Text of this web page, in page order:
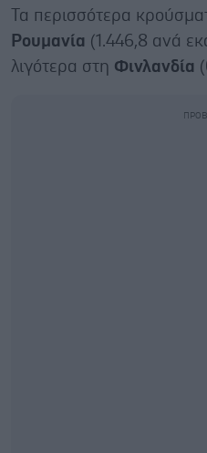
Τα περισσότερα
Ρουμανία (1.446,8 ανά
λιγότερα στη Φινλανδία